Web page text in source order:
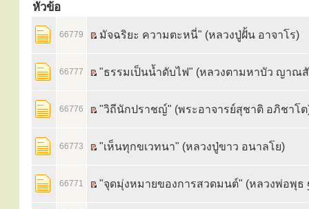
หัวข้อ
66779 มัจฉริยะ ความตะหนี่" (หลวงปู่ฝั้น อาจาโร)
66777 "ธรรมเป็นน้ำดับไฟ" (หลวงตามหาบัว ญาณ
66776 "วิถีนักปราชญ์" (พระอาจารย์สุชาติ อภิชาโต
66773 "เห็นทุกขเวทนา" (หลวงปู่ขาว อนาลโย)
66771 "จุดมุ่งหมายของการสวดมนต์" (หลวงพ่อพุธ